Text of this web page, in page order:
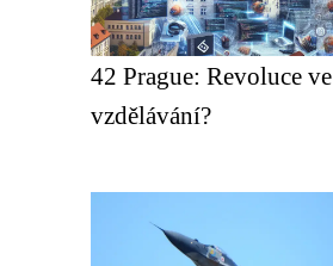
42 Prague: Revoluce ve
vzdělávání?